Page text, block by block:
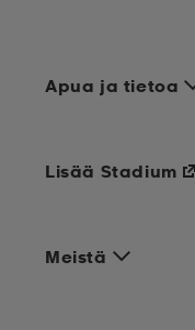
Apua ja tietoa
Meistä
Lisää Stadium